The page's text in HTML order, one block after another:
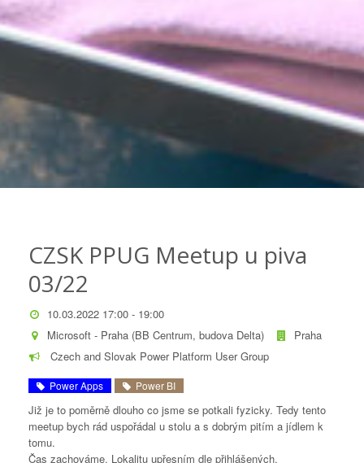
CZSK PPUG Meetup u piva
03/22
10.03.2022 17:00 - 19:00
Microsoft - Praha (BB Centrum, budova Delta)
Praha
Czech and Slovak Power Platform User Group
Power Apps Power BI
Již je to poměrně dlouho co jsme se potkali fyzicky. Tedy tento
meetup bych rád uspořádal u stolu a s dobrým pitím a jídlem k
tomu.
Čas zachováme. Lokalitu upřesním dle přihlášených.